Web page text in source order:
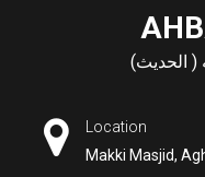
( الحديث)
Location
Makki Masjid,